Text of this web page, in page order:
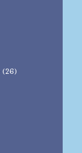
(26)